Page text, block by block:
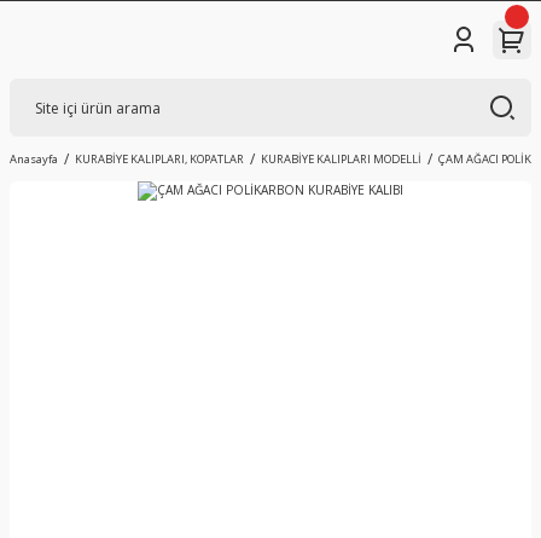
Anasayfa KURABİYE KALIPLARI, KOPATLAR KURABİYE KALIPLARI MODELLİ ÇAM AĞACI